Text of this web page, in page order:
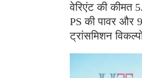
वेरिएंट की कीमत
PS की पावर और
ट्रांसमिशन